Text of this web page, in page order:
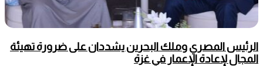
الرئيس المصري وملك البحرين يشددان على ضرورة تهيئة
المجال لإعادة الإعمار في غزة